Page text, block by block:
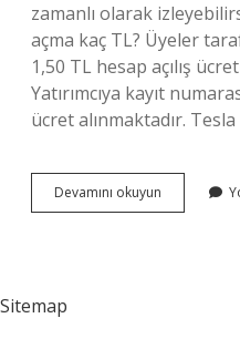
zamanlı olarak
açma kaç TL? Üyeler
1,50 TL hesap açılış
Yatırımcıya kayıt
ücret alınmaktadır.
Devamını okuyun
Trader
Sitemap